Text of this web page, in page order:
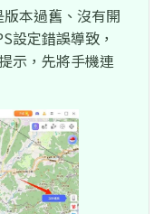
本過舊、沒有開
設定錯誤導致，
示，先將手機連